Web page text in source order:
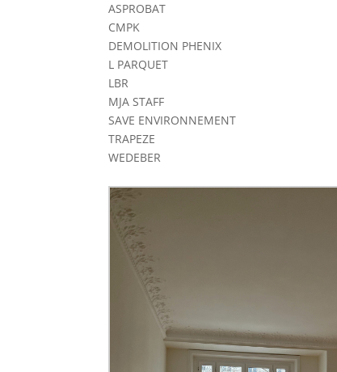
ASPROBAT
CMPK
DEMOLITION PHENIX
L PARQUET
LBR
MJA STAFF
SAVE ENVIRONNEMENT
TRAPEZE
WEDEBER